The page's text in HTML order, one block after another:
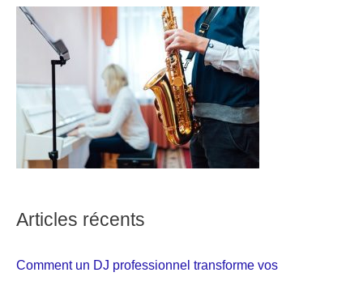
Articles récents
Comment un DJ professionnel transforme vos